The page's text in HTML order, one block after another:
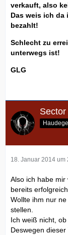
verkauft, also
Das weis ich
bezahlt!
Schlecht zu
unterwegs ist!
GLG
Sector
18. Januar 2014 um
Also ich habe mir
bereits
Wollte ihm nur
stellen.
Ich weiß nicht, ob
Deswegen dieser